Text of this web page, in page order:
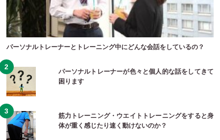
パーソナルトレーナーとトレーニング中にどんな会話をしているの？
パーソナルトレーナーが色々と個人的な話をしてきて
困ります
筋力トレーニング・ウエイトトレーニングをすると身
体が重く感じたり速く動けないのか？